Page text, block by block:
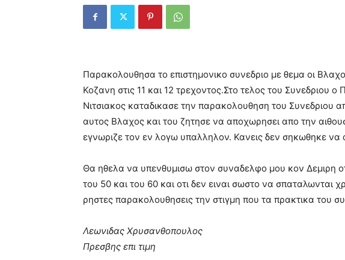
Παρακολουθησα το επιστημονικο συνεδριο με θεμα οι
Κοζανη στις 11 και 12 τρεχοντος.Στο τελος του Συνεδριου
Νιτσιακος καταδικασε την παρακολουθηση του Συνεδριου
αυτος Βλαχος και του ζητησε να αποχωρησει απο την
εγνωριζε τον εν λογω υπαλληλον. Κανεις δεν σηκωθηκε να
Θα ηθελα να υπενθυμισω στον συναδελφο μου κον Δεμιρη
του 50 και του 60 και οτι δεν ειναι σωστο να σπαταλωνται
ρηστες παρακολουθησεις την στιγμη που τα πρακτικα του
Λεωνιδας Χρυσανθοπουλος
Πρεσβης επι τιμη